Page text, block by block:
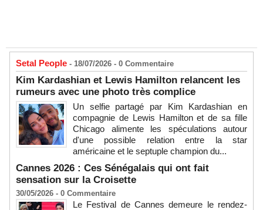
Setal People - 18/07/2026 - 0 Commentaire
Kim Kardashian et Lewis Hamilton relancent les
rumeurs avec une photo très complice
Un selfie partagé par Kim Kardashian en
compagnie de Lewis Hamilton et de sa fille
Chicago alimente les spéculations autour
d'une possible relation entre la star
américaine et le septuple champion du...
Cannes 2026 : Ces Sénégalais qui ont fait
sensation sur la Croisette
30/05/2026 - 0 Commentaire
Le Festival de Cannes demeure le rendez-